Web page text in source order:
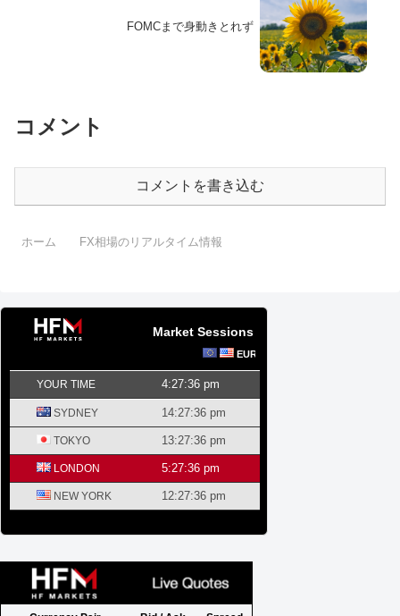
FOMCまで身動きとれず
コメント
コメントを書き込む
ホーム FX相場のリアルタイム情報
Market Sessions